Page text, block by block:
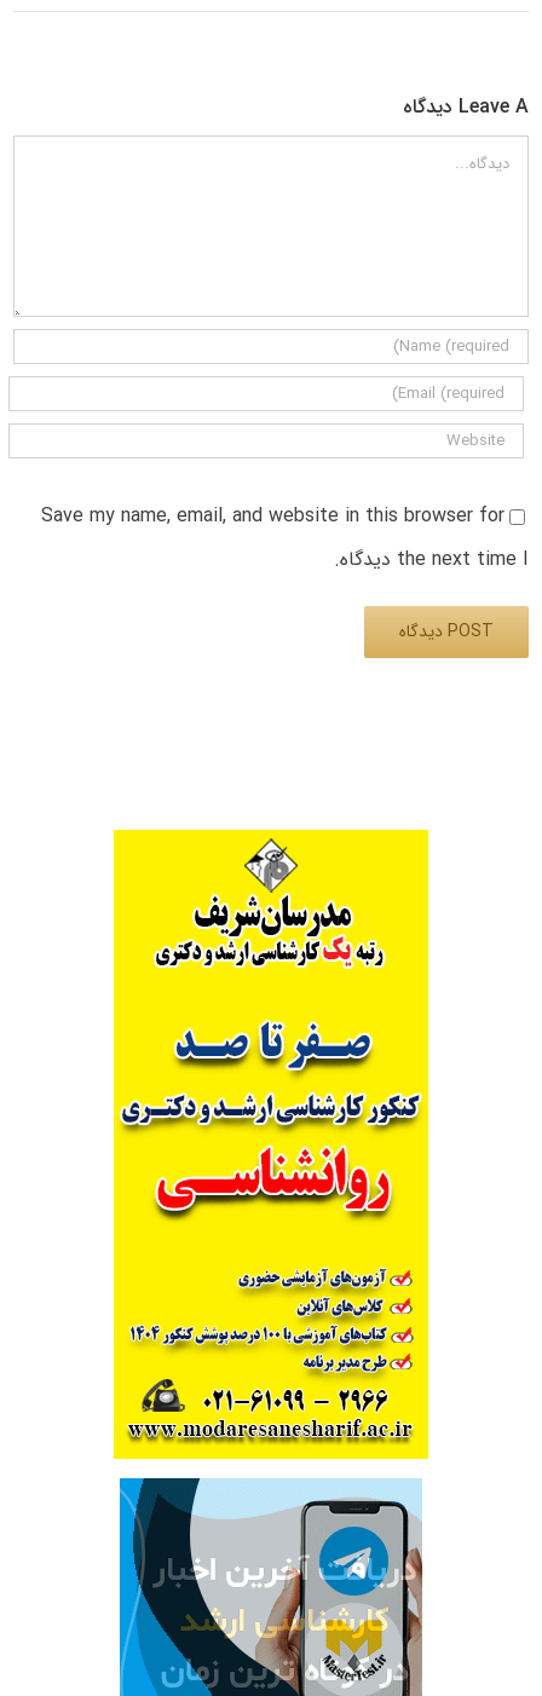
Leave A دیدگاه
دیدگاه
Save my name, email, and website in this browser for
the next time I دیدگاه.